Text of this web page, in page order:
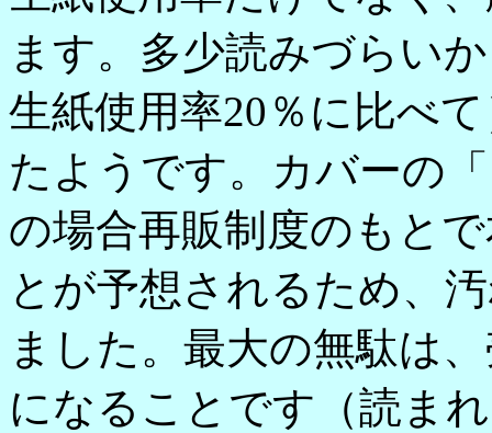
ます。多少読みづらい
生紙使用率20％に比べ
たようです。カバーの
の場合再販制度のもと
とが予想されるため、
ました。最大の無駄は
になることです（読ま